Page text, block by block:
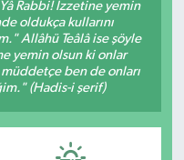
Rabbi! İzzetine yemin
oldukça kullarını
Allâhü Teâlâ ise şöyle
yemin olsun ki onlar
ben de onları
(Hadis-i şerif)